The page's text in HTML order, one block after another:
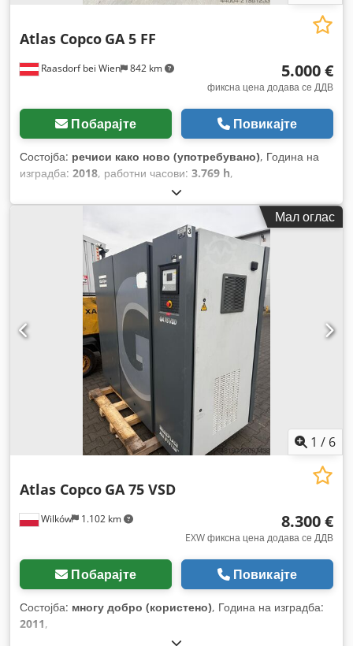
Raasdorf bei Wien 842 km
Atlas Copco GA 5 FF
5.000 €
фиксна цена додава се ДДВ
Побарајте Повикајте
Состојба: речиси како ново (употребувано), Година на
изградба: 2018, работни часови: 3.769 h,
Мал оглас
1 / 6
Wilków 1.102 km
Atlas Copco GA 75 VSD
8.300 €
EXW фиксна цена додава се ДДВ
Побарајте Повикајте
Состојба: многу добро (користено), Година на изградба:
2011,